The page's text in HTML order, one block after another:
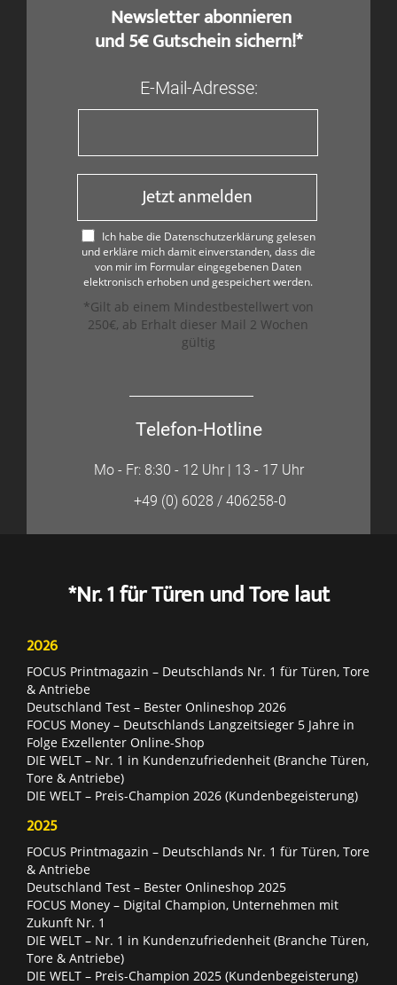
​ Newsletter abonnieren
und 5€ Gutschein sichern!*
E-Mail-Adresse:
Jetzt anmelden
Ich habe die Datenschutzerklärung gelesen
und erkläre mich damit einverstanden, dass die
von mir im Formular eingegebenen Daten
elektronisch erhoben und gespeichert werden.
*Gilt ab einem Mindestbestellwert von
250€, ab Erhalt dieser Mail 2 Wochen
gültig
Telefon-Hotline
Mo - Fr: 8:30 - 12 Uhr | 13 - 17 Uhr
+49 (0) 6028 / 406258-0
*Nr. 1 für Türen und Tore laut
2026
FOCUS Printmagazin – Deutschlands Nr. 1 für Türen, Tore
& Antriebe
Deutschland Test – Bester Onlineshop 2026
FOCUS Money – Deutschlands Langzeitsieger 5 Jahre in
Folge Exzellenter Online-Shop
DIE WELT – Nr. 1 in Kundenzufriedenheit (Branche Türen,
Tore & Antriebe)
DIE WELT – Preis-Champion 2026 (Kundenbegeisterung)
2025
FOCUS Printmagazin – Deutschlands Nr. 1 für Türen, Tore
& Antriebe
Deutschland Test – Bester Onlineshop 2025
FOCUS Money – Digital Champion, Unternehmen mit
Zukunft Nr. 1
DIE WELT – Nr. 1 in Kundenzufriedenheit (Branche Türen,
Tore & Antriebe)
DIE WELT – Preis-Champion 2025 (Kundenbegeisterung)